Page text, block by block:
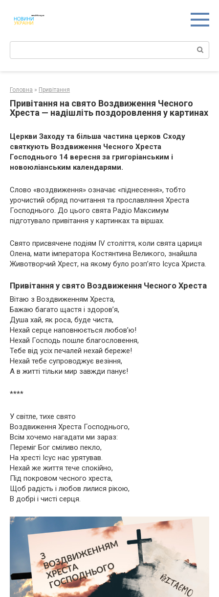
контенту
Поиск:
Головна » Привітання
Привітання на свято Воздвиження Чесного
Хреста — надішліть поздоровлення у картинах
Церкви Заходу та більша частина церков Сходу
святкують Воздвиження Чесного Хреста
Господнього 14 вересня за григоріанським і
новоюліанським календарями.
Слово «воздвиження» означає «піднесення», тобто
урочистий обряд почитання та прославляння Хреста
Господнього. До цього свята Радіо Максимум
підготувало привітання у картинках та віршах.
Свято присвячене подіям IV століття, коли свята цариця
Олена, мати імператора Костянтина Великого, знайшла
Животворчий Хрест, на якому було розп’ято Ісуса Христа.
Привітання у свято Воздвиження Чесного Хреста
Вітаю з Воздвиженням Хреста,
Бажаю багато щастя і здоров’я,
Душа хай, як роса, буде чиста,
Нехай серце наповнюється любов’ю!
Нехай Господь пошле благословення,
Тебе від усіх печалей нехай береже!
Нехай тебе супроводжує везіння,
А в житті тільки мир завжди панує!
****
У світле, тихе свято
Воздвиження Хреста Господнього,
Всім хочемо нагадати ми зараз:
Переміг Бог сміливо пекло,
На хресті Ісус нас урятував.
Нехай же життя тече спокійно,
Під покровом чесного хреста,
Щоб радість і любов лилися рікою,
В добрі і чисті серця.